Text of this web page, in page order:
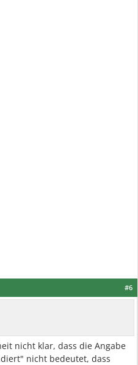
#6
nicht klar, dass die Angabe
nicht bedeutet, dass